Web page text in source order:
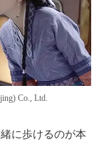
Co., Ltd.
に歩けるのが本